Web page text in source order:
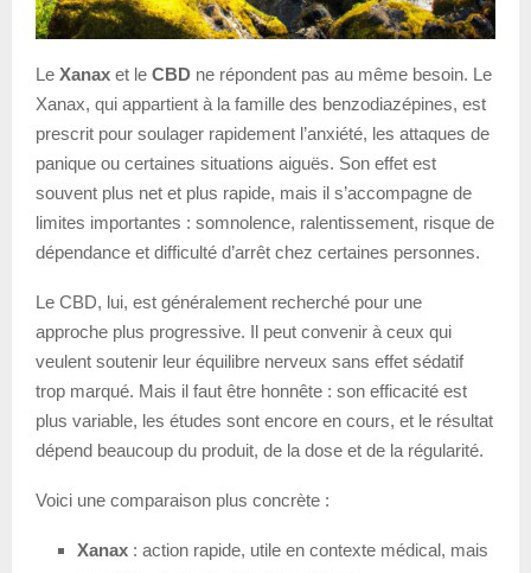
Le Xanax et le CBD ne répondent pas au même besoin. Le
Xanax, qui appartient à la famille des benzodiazépines, est
prescrit pour soulager rapidement l’anxiété, les attaques de
panique ou certaines situations aiguës. Son effet est
souvent plus net et plus rapide, mais il s’accompagne de
limites importantes : somnolence, ralentissement, risque de
dépendance et difficulté d’arrêt chez certaines personnes.
Le CBD, lui, est généralement recherché pour une
approche plus progressive. Il peut convenir à ceux qui
veulent soutenir leur équilibre nerveux sans effet sédatif
trop marqué. Mais il faut être honnête : son efficacité est
plus variable, les études sont encore en cours, et le résultat
dépend beaucoup du produit, de la dose et de la régularité.
Voici une comparaison plus concrète :
Xanax : action rapide, utile en contexte médical, mais